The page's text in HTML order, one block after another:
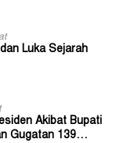
Luka Sejarah
Akibat Bupati
Gugatan 139